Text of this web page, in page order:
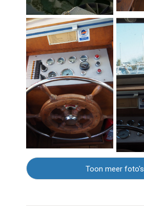
Toon meer foto's